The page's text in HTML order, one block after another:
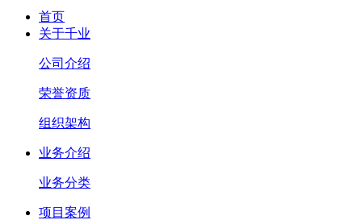
首页
关于千业
公司介绍
荣誉资质
组织架构
业务介绍
业务分类
项目案例